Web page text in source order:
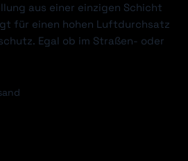
aus einer einzigen Schicht
für einen hohen Luftdurchsatz
Egal ob im Straßen- oder